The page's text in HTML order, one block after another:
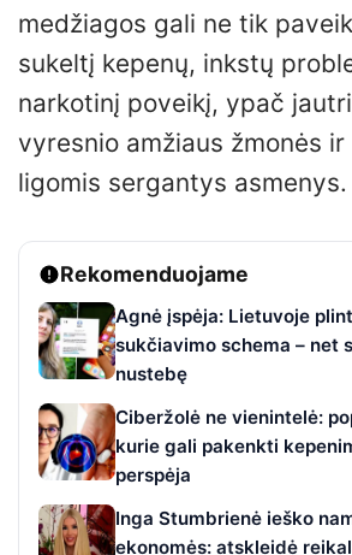
medžiagos gali ne tik
sukeltį kepenų, inkstų
narkotinį poveikį, ypač
vyresnio amžiaus žmonės
ligomis sergantys asmenys.
Rekomenduojame
Agnė įspėja: Lietuvoje
sukčiavimo schema – net
nustebę
Ciberžolė ne vienintelė:
kurie gali pakenkti
perspėja
Inga Stumbrienė ieško
ekonomės: atskleidė